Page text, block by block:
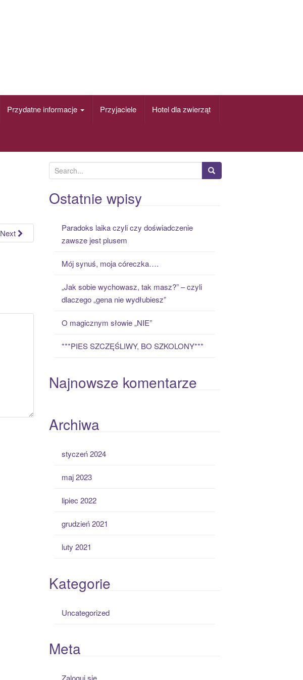
Przydatne informacje Przyjaciele Hotel dla zwierząt
Next
e
a
r
Ostatnie wpisy
Paradoks laika czyli czy doświadczenie
zawsze jest plusem
Mój synuś, moja córeczka….
„Jak sobie wychowasz, tak masz?” – czyli
dlaczego „gena nie wydłubiesz”
O magicznym słowie „NIE”
***PIES SZCZĘŚLIWY, BO SZKOLONY***
Najnowsze komentarze
Archiwa
styczeń 2024
maj 2023
lipiec 2022
grudzień 2021
luty 2021
Kategorie
Uncategorized
Meta
Zaloguj się